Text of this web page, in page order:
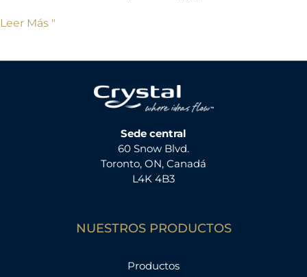
Leer Más "
Sede central
60 Snow Blvd.
Toronto, ON, Canadá
L4K 4B3
NUESTROS PRODUCTOS
Productos